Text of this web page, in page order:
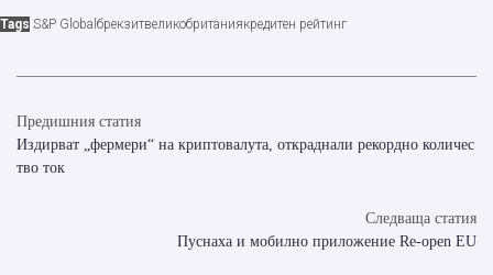
Tags S&P Global брекзитвеликобританиякредитен рейтинг
Предишния статия
Издирват „фермери“ на криптовалута, откраднали рекордно количес
тво ток
Следваща статия
Пуснаха и мобилно приложение Re-open EU